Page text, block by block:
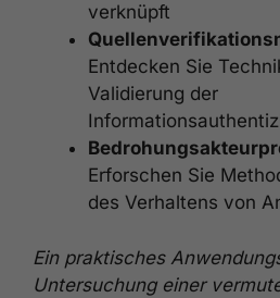
verknüpft
Entdecken Sie
Validierung der
Erforschen Sie
des Verhaltens von
Ein praktisches
Untersuchung einer